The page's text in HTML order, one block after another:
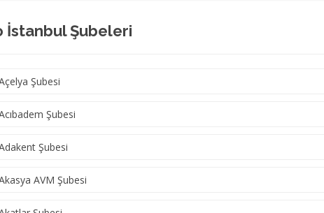
İstanbul Şubeleri
Şubesi
Şubesi
Şubesi
AVM Şubesi